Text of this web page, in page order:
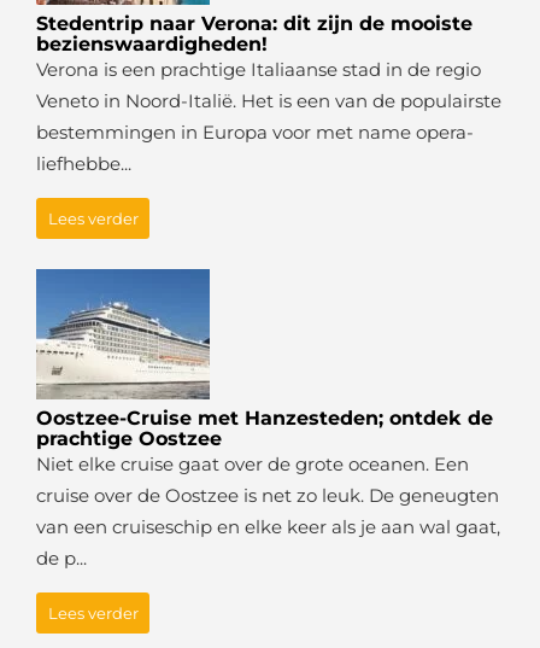
Stedentrip naar Verona: dit zijn de mooiste
bezienswaardigheden!
Verona is een prachtige Italiaanse stad in de regio
Veneto in Noord-Italië. Het is een van de populairste
bestemmingen in Europa voor met name opera-
liefhebbe...
Lees verder
Oostzee-Cruise met Hanzesteden; ontdek de
prachtige Oostzee
Niet elke cruise gaat over de grote oceanen. Een
cruise over de Oostzee is net zo leuk. De geneugten
van een cruiseschip en elke keer als je aan wal gaat,
de p...
Lees verder